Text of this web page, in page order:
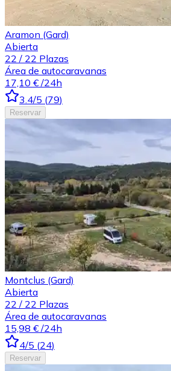
Aramon (Gard)
Abierta
22 / 22 Plazas
Área de autocaravanas
17,10 € /24h
3.4/5 (79)
Reservar
Montclus (Gard)
Abierta
22 / 22 Plazas
Área de autocaravanas
15,98 € /24h
4/5 (24)
Reservar